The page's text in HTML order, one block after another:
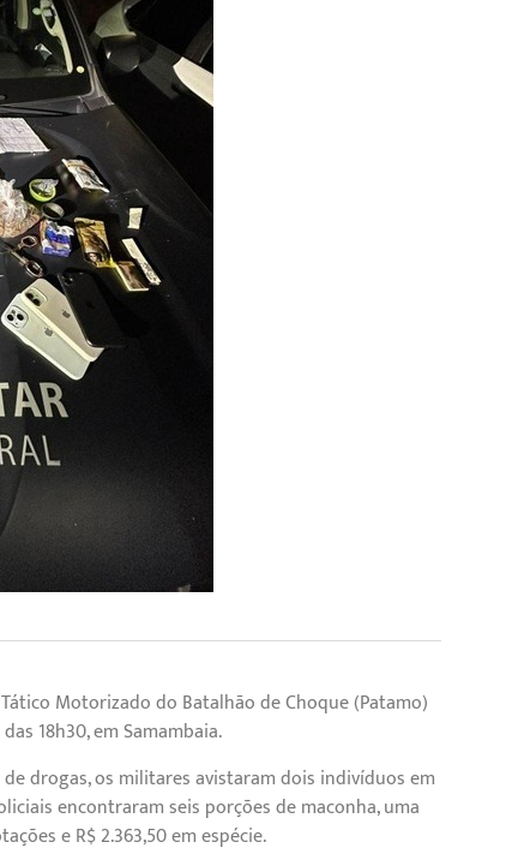
Motorizado do Batalhão de Choque (Patamo)
18h30, em Samambaia.
drogas, os militares avistaram dois indivíduos em
encontraram seis porções de maconha, uma
e R$ 2.363,50 em espécie.